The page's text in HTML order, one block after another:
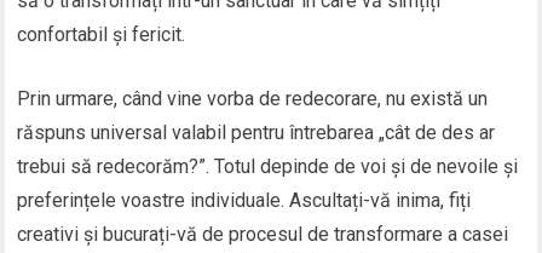
confortabil și fericit.
Prin urmare, când vine vorba de redecorare, nu există un
răspuns universal valabil pentru întrebarea „cât de des ar
trebui să redecorăm?”. Totul depinde de voi și de nevoile și
preferințele voastre individuale. Ascultați-vă inima, fiți
creativi și bucurați-vă de procesul de transformare a casei